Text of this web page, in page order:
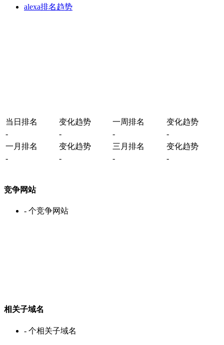
alexa排名趋势
当日排名 变化趋势 一周排名
变化趋势
-
- -
-
一月排名
变化趋势 三月排名
变化趋势
-
- - -
竞争网站
- 个竞争网站
相关子域名
- 个相关子域名